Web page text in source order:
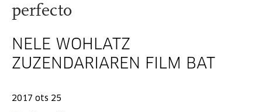
perfecto
NELE WOHLATZ
ZUZENDARIAREN FILM BAT
2017 ots 25